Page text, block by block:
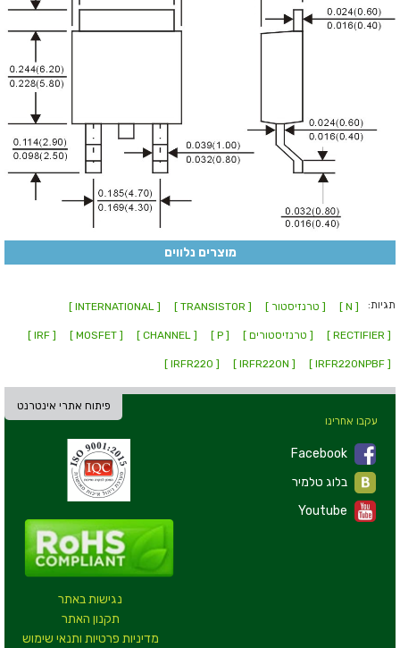
מוצרים נלווים
תגיות: [ N ] [ טרנזיסטור ] [ TRANSISTOR ]
[ INTERNATIONAL ]
[ RECTIFIER ] [ טרנזיסטורים ] [ P ]
[ CHANNEL ]
[ MOSFET ]
[ IRF ]
[ IRFR220NPBF ]
[ IRFR220N ]
[ IRFR220 ]
פיתוח אתרי אינטרנט
נגישות באתר
תקנון האתר
מדיניות פרטיות ותנאי שימוש
עקבו אחרינו
Facebook
Youtube